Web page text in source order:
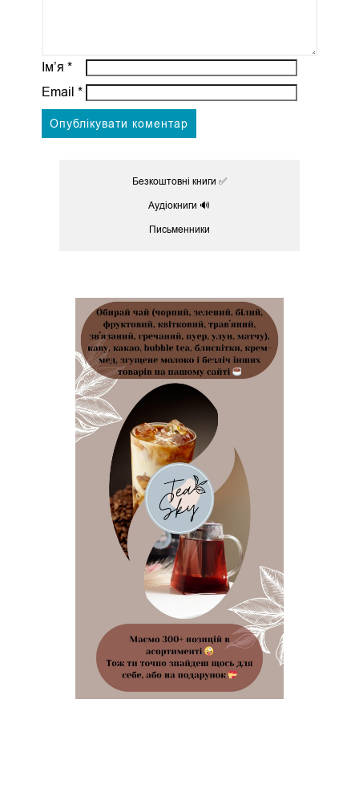
Ім’я *
Email *
Безкоштовні книги ✅
Аудіокниги 🔊
Письменники